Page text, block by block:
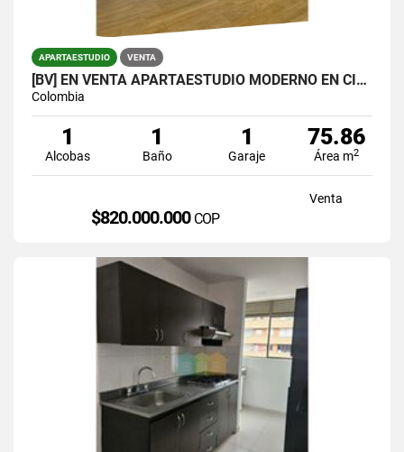
APARTAESTUDIO VENTA
[BV] EN VENTA APARTAESTUDIO MODERNO EN CIUDAD DEL RÍO, MEDELLÍN
Colombia
1
Alcobas
1
Baño
1
Garaje
75.86
Área m2
Venta
$820.000.000 COP